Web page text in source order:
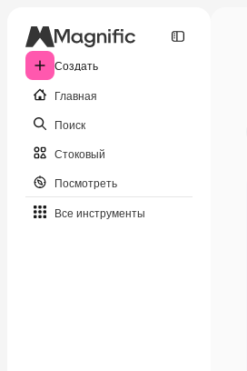
Создать
Главная
Поиск
Стоковый
Посмотреть
Все инструменты